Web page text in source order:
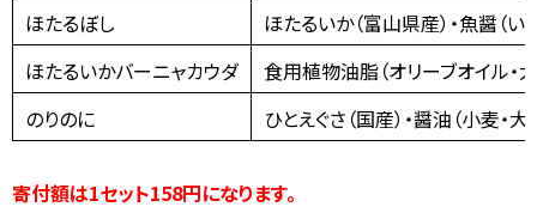
ほたるぼし
ほたるいか（富山県産）・魚醤（い
ほたるいかバーニャカウダ
食用植物油脂（オリーブオイル・大
のりのに
ひとえぐさ（国産）・醤油（小麦・
寄付額は1セット158円になります。